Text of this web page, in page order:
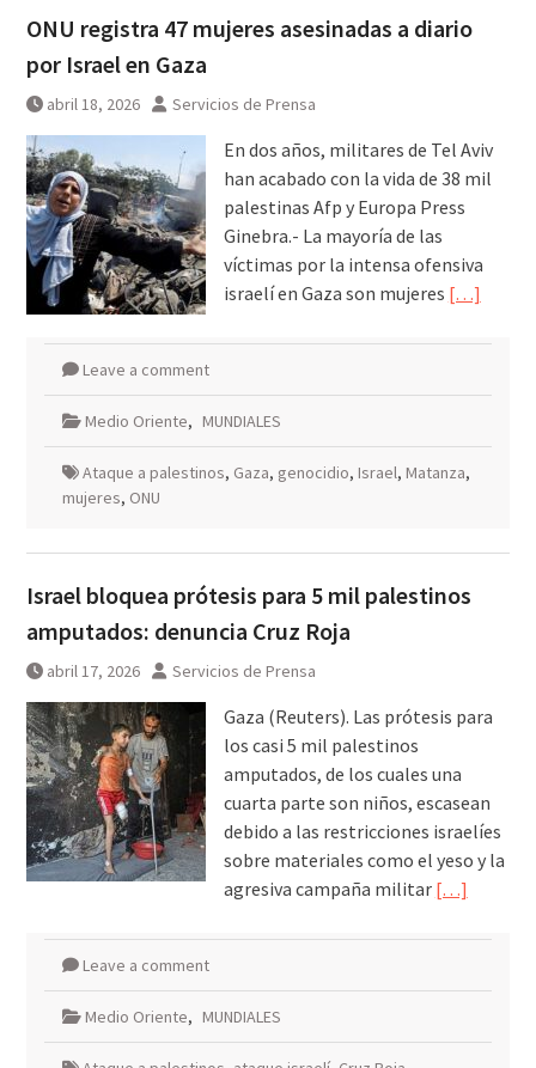
ONU registra 47 mujeres asesinadas a diario
por Israel en Gaza
abril 18, 2026 Servicios de Prensa
En dos años, militares de Tel Aviv
han acabado con la vida de 38 mil
palestinas Afp y Europa Press
Ginebra.- La mayoría de las
víctimas por la intensa ofensiva
israelí en Gaza son mujeres […]
Leave a comment
Medio Oriente, MUNDIALES
Ataque a palestinos, Gaza, genocidio, Israel, Matanza,
mujeres, ONU
Israel bloquea prótesis para 5 mil palestinos
amputados: denuncia Cruz Roja
abril 17, 2026 Servicios de Prensa
Gaza (Reuters). Las prótesis para
los casi 5 mil palestinos
amputados, de los cuales una
cuarta parte son niños, escasean
debido a las restricciones israelíes
sobre materiales como el yeso y la
agresiva campaña militar […]
Leave a comment
Medio Oriente, MUNDIALES